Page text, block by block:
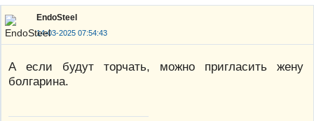
EndoSteel
14-03-2025 07:54:43
А если будут торчать, можно пригласить жену
болгарина.